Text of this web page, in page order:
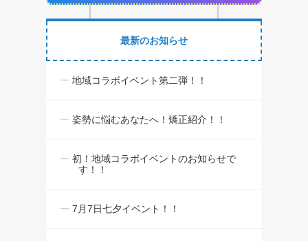
最新のお知らせ
地域コラボイベント第二弾！！
姿勢に悩むあなたへ！矯正紹介！！
初！地域コラボイベントのお知らせで
す！！
7月7日七夕イベント！！